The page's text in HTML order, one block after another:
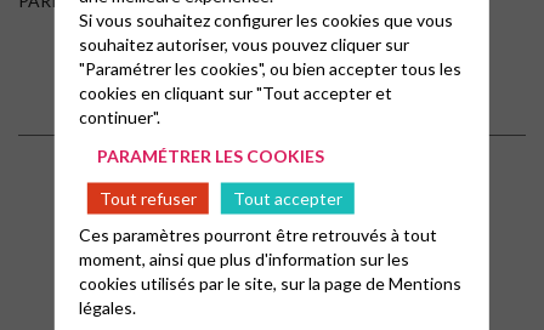
Mentions légales
Si vous souhaitez configurer les cookies que vous
souhaitez autoriser, vous pouvez cliquer sur
"Paramétrer les cookies", ou bien accepter tous les
cookies en cliquant sur "Tout accepter et
continuer".
PARAMÉTRER LES COOKIES
Tout refuser
Tout accepter
Ces paramètres pourront être retrouvés à tout
moment, ainsi que plus d'information sur les
cookies utilisés par le site, sur la page deMentions
légales.